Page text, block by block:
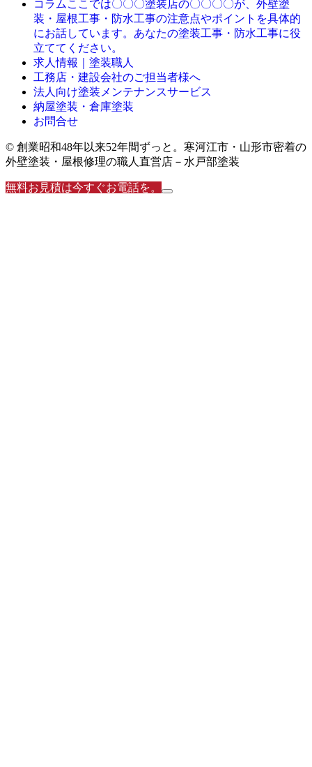
コラム ここでは〇〇〇塗装店の〇〇〇〇が、外壁塗
装・屋根工事・防水工事の注意点やポイントを具体的
にお話しています。あなたの塗装工事・防水工事に役
立ててください。
求人情報｜塗装職人
工務店・建設会社のご担当者様へ
法人向け塗装メンテナンスサービス
納屋塗装・倉庫塗装
お問合せ
© 創業昭和48年以来52年間ずっと。寒河江市・山形市密着の
外壁塗装・屋根修理の職人直営店－水戸部塗装
無料お見積は今すぐお電話を。